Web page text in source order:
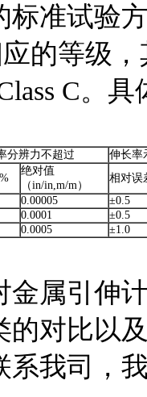
标准试验
的等级
C。
分辨力不超过
伸长率
绝对值
（in/in,m/m）
相对误
0.00005
±0.5
0.0001
±0.5
0.0005 ±1.0
金属引伸
的对比以
系我司，